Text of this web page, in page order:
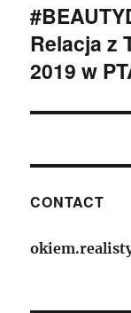
Następny
wpis:
Relacja z
2019 w
CONTACT